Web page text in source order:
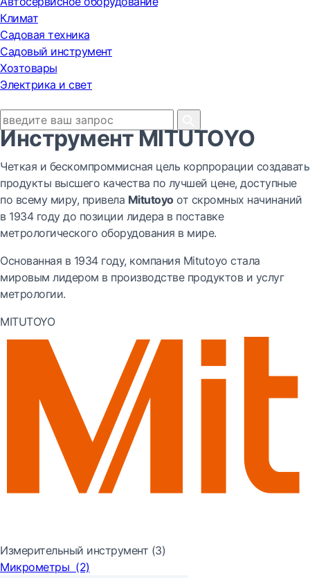
Климат
Садовая техника
Садовый инструмент
Хозтовары
Электрика и свет
Инструмент MITUTOYO
Четкая и бескомпроммисная цель корпрорации создавать
продукты высшего качества по лучшей цене, доступные
по всему миру, привела Mitutoyoот скромных начинаний
в 1934 году до позиции лидера в поставке
метрологического оборудования в мире.
Основанная в 1934 году, компания Mitutoyo стала
мировым лидером в производстве продуктов и услуг
метрологии.
MITUTOYO
Измерительный инструмент (3)
Микрометры (2)